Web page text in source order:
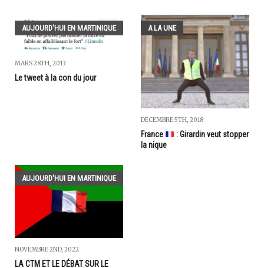
AUJOURD'HUI EN MARTINIQUE
MARS 28TH, 2013
Le tweet à la con du jour
A LA UNE
DÉCEMBRE 5TH, 2018
France
: Girardin veut stopper
la nique
AUJOURD'HUI EN MARTINIQUE
NOVEMBRE 2ND, 2022
LA CTM ET LE DÉBAT SUR LE